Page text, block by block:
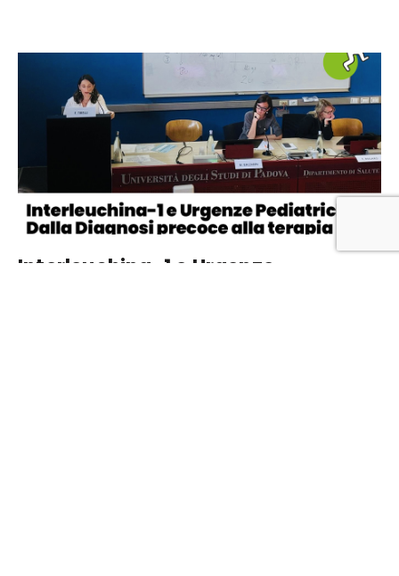
Interleuchina-1 e Urgenze